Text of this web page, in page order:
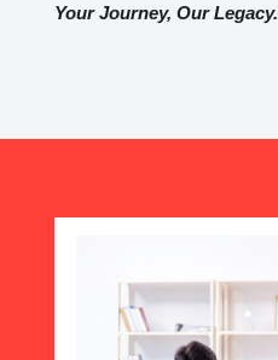
Your Journey, Our Legacy.